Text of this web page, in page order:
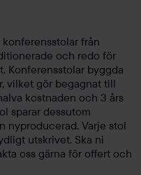
från
och redo för
Konferensstolar byggda
vilket gör begagnat till
kostnaden och 3 års
sparar dessutom
nyproducerad. Varje stol
utskrivet. Ska ni
oss gärna för offert och